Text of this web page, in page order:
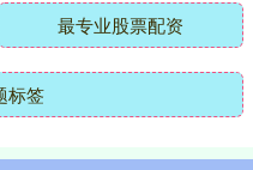
最专业股票配资
标签